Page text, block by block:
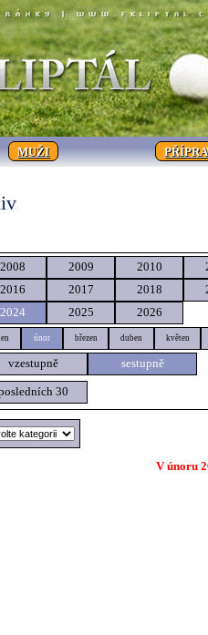
MUŽI
2008 2009 2010
2016
2017 2018
2024
2025 2026
únor březen duben květen
vzestupně sestupně
30
V únoru